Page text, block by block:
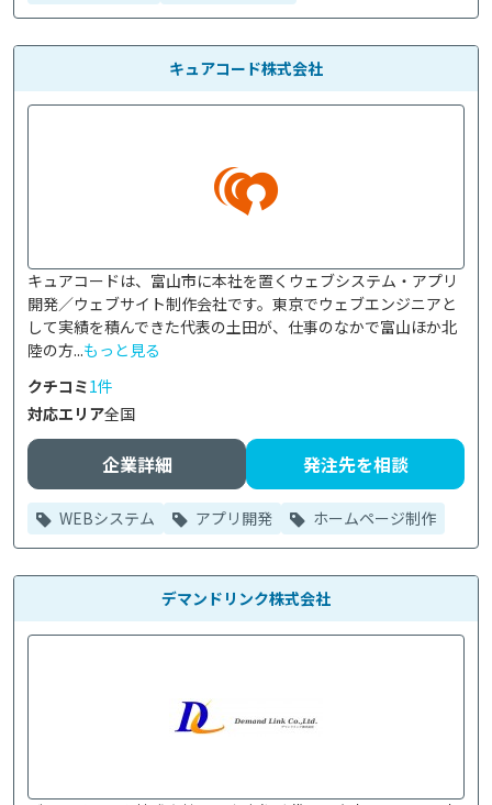
キュアコード株式会社
キュアコードは、富山市に本社を置くウェブシステム・アプリ
開発／ウェブサイト制作会社です。東京でウェブエンジニアと
して実績を積んできた代表の土田が、仕事のなかで富山ほか北
陸の方...もっと見る
クチコミ1件
対応エリア全国
企業詳細 発注先を相談
WEBシステム アプリ開発 ホームページ制作
デマンドリンク株式会社